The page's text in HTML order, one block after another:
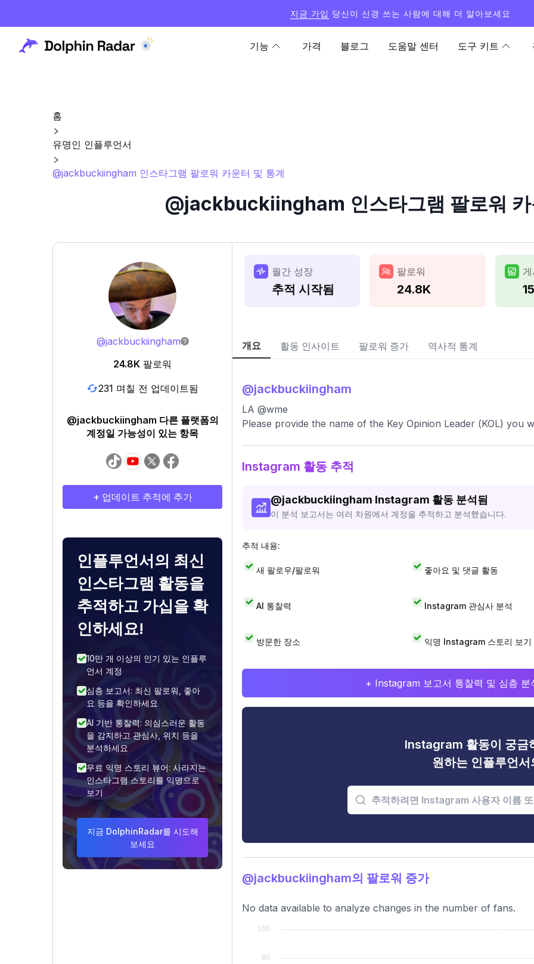
지금 가입 당신이 신경 쓰는 사람에 대해 더 알아보세요
기능 가격 블로그 도움말 센터 도구 키트
홈
유명인 인플루언서
@jackbuckiingham 인스타그램 팔로워 카운터 및 통계
@jackbuckiingham 인스타그램 팔로워 카
@jackbuckiingham
24.8K 팔로워
231 며칠 전 업데이트됨
@jackbuckiingham 다른 플랫폼의
계정일 가능성이 있는 항목
+ 업데이트 추적에 추가
인플루언서의 최신
인스타그램 활동을
추적하고 가십을 확
인하세요!
10만 개 이상의 인기 있는 인플루
언서 계정
심층 보고서: 최신 팔로워, 좋아
요 등을 확인하세요
AI 기반 통찰력: 의심스러운 활동
을 감지하고 관심사, 위치 등을
분석하세요
무료 익명 스토리 뷰어: 사라지는
인스타그램 스토리를 익명으로
보기
지금 DolphinRadar를 시도해
보세요
월간 성장
추적 시작됨
팔로워
24.8K 15
개요 활동 인사이트 팔로워 증가 역사적 통계
@jackbuckiingham
LA @wme
Please provide the name of the Key Opinion Leader (KOL) you
Instagram 활동 추적
@jackbuckiingham Instagram 활동 분석됨
이 분석 보고서는 여러 차원에서 계정을 추적하고 분석했습니다.
추적 내용:
새 팔로우/팔로워 좋아요 및 댓글 활동
AI 통찰력 Instagram 관심사 분석
방문한 장소 익명 Instagram 스토리 보기
+ Instagram 보고서 통찰력 및 심층 분
Instagram 활동이 궁금
원하는 인플루언서
@jackbuckiingham의 팔로워 증가
No data available to analyze changes in the number of fans.